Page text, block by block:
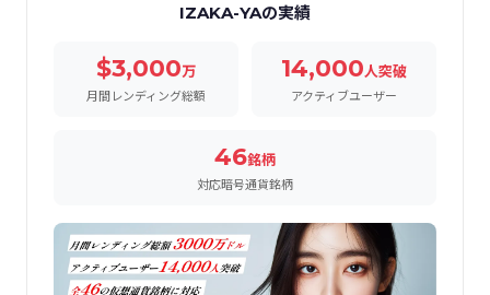
IZAKA-YAの実績
$3,000万
月間レンディング総額
14,000人突破
アクティブユーザー
46銘柄
対応暗号通貨銘柄